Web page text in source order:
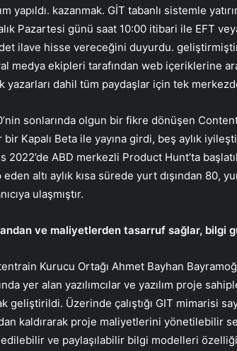
yapıldı. kazanmak. GİT tabanlı sistemle
Pazartesi günü saat 10:00 itibari ile EFT
ilave hisse vereceğini duyurdu.
medya ekipleri tarafından web içeriklerine
yazarları dahil tüm paydaşlar için tek
sonlarında olgun bir fikre dönüşen
bir Kapalı Beta ile yayına girdi, beş aylık
2022’de ABD merkezli Product Hunt’ta
altı aylık kısa sürede yurt dışından 80,
ulaşmıştır.
ve maliyetlerden tasarruf sağlar, bilgi
Kurucu Ortağı Ahmet Bayhan
yer alan yazılımcılar ve yazılım proje
geliştirildi. Üzerinde çalıştığı GIT mimarisi
kaldırarak proje maliyetlerini yönetilebilir
ve paylaşılabilir bilgi modelleri